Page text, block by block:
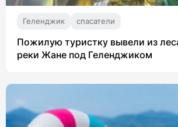
Геленджик спасатели
Пожилую туристку вывели из
реки Жане под Геленджиком